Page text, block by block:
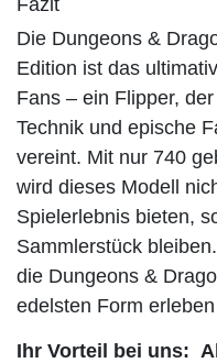
Die Dungeons &
Edition ist das
Fans – ein Flipper,
Technik und epische
vereint. Mit nur 740
wird dieses Modell
Spielerlebnis bieten,
Sammlerstück
die Dungeons &
edelsten Form
Ihr Vorteil bei uns: